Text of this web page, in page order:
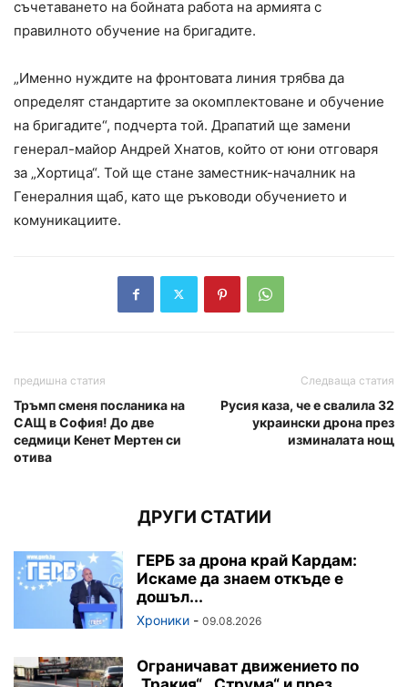
съчетаването на бойната работа на армията с
правилното обучение на бригадите.
„Именно нуждите на фронтовата линия трябва да
определят стандартите за окомплектоване и обучение
на бригадите“, подчерта той. Драпатий ще замени
генерал-майор Андрей Хнатов, който от юни отговаря
за „Хортица“. Той ще стане заместник-началник на
Генералния щаб, като ще ръководи обучението и
комуникациите.
предишна статия
Тръмп сменя посланика на
САЩ в София! До две
седмици Кенет Мертен си
отива
Следваща статия
Русия каза, че е свалила 32
украински дрона през
изминалата нощ
ДРУГИ СТАТИИ
ГЕРБ за дрона край Кардам:
Искаме да знаем откъде е
дошъл...
Хроники - 09.08.2026
Ограничават движението по